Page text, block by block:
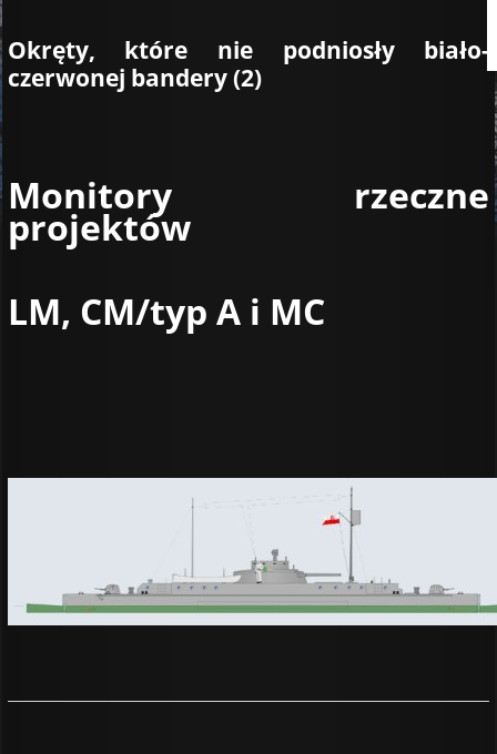
Okręty, które nie podniosły biało-
czerwonej bandery (2)
Monitory rzeczne
projektów
LM, CM/typ A i MC